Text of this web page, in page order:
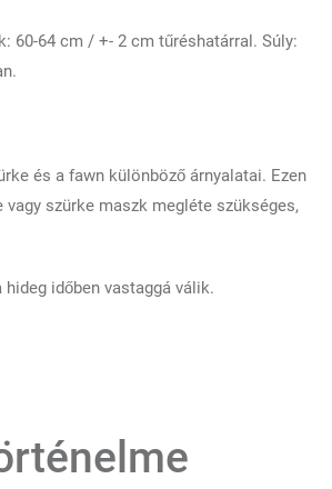
60-64 cm / +- 2 cm tűréshatárral. Súly:
és a fawn különböző árnyalatai. Ezen
szürke maszk megléte szükséges,
időben vastaggá válik.